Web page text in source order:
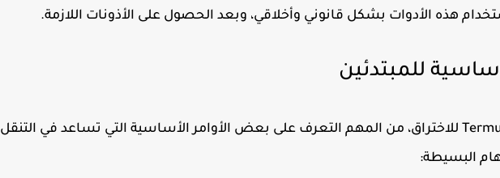
هذه الأدوات بشكل قانوني وأخلاقي، وبعد الحصول على الأذونات اللازمة.
قبل البدء في استخدام Termux للاختراق، من المهم التعرف على بعض الأوامر الأساسية التي تساعد في التنقل
البسيطة: